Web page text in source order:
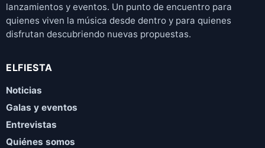
lanzamientos y eventos. Un punto de encuentro para
quienes viven la música desde dentro y para quienes
disfrutan descubriendo nuevas propuestas.
ELFIESTA
Noticias
Galas y eventos
Entrevistas
Quiénes somos